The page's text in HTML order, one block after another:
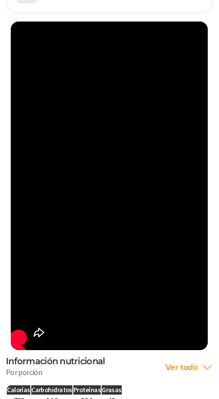
Información nutricional
Por porción Ver todo
Calorías Carbohidratos ProteínasGrasas